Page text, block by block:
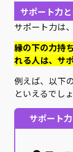
サポート力
サポート力は
縁の下の力持
れる人は、サ
例えば、以下
といえるでしょ
サポート